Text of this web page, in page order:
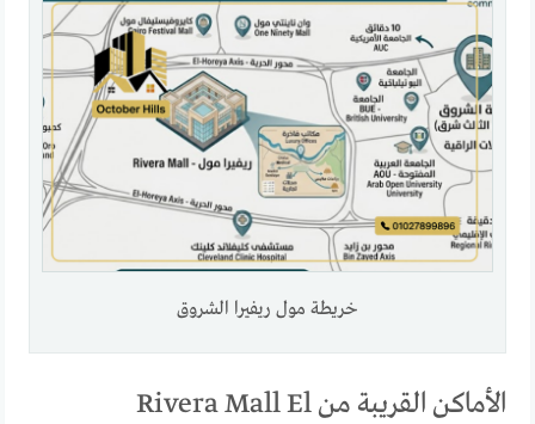
خريطة مول ريفيرا الشروق
الأماكن القريبة من Rivera Mall El